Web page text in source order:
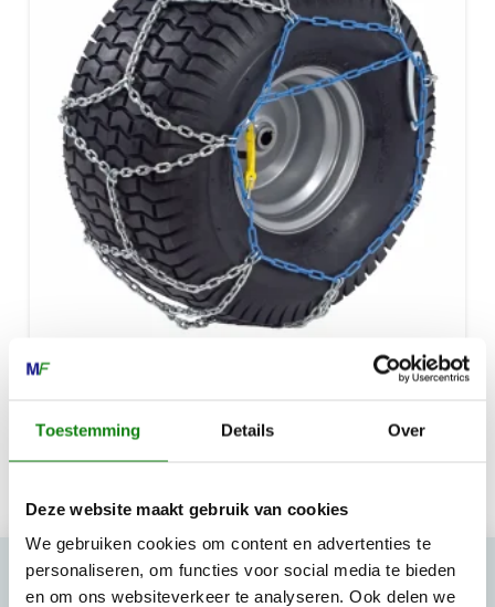
Toestemming Details Over
Deze website maakt gebruik van cookies
We gebruiken cookies om content en advertenties te
personaliseren, om functies voor social media te bieden
en om ons websiteverkeer te analyseren. Ook delen we
168,00